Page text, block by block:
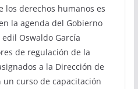
los derechos humanos es
la agenda del Gobierno
Oswaldo García
de regulación de la
a la Dirección de
curso de capacitación